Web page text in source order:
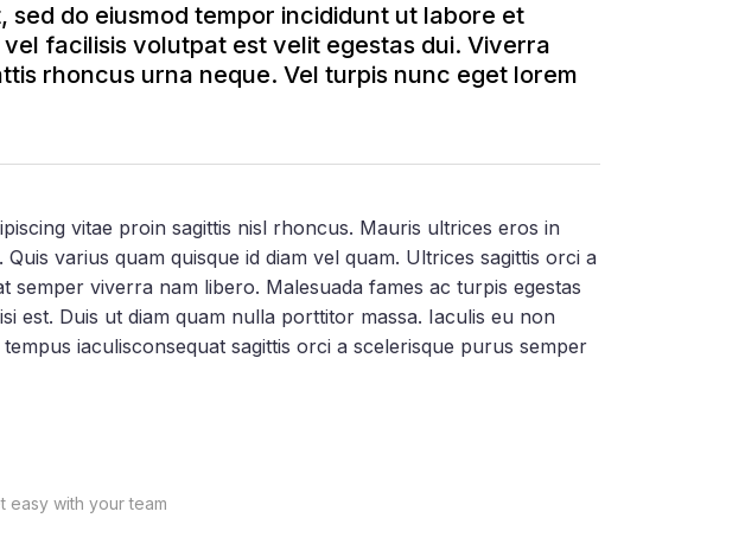
do eiusmod tempor incididunt ut labore et
facilisis volutpat est velit egestas dui. Viverra
rhoncus urna neque. Vel turpis nunc eget lorem
vitae proin sagittis nisl rhoncus. Mauris ultrices eros in
varius quam quisque id diam vel quam. Ultrices sagittis orci a
viverra nam libero. Malesuada fames ac turpis egestas
est. Duis ut diam quam nulla porttitor massa. Iaculis eu non
iaculisconsequat sagittis orci a scelerisque purus semper
easy with your team